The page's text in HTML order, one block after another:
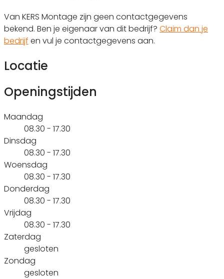
Van KERS Montage zijn geen contactgegevens
bekend. Ben je eigenaar van dit bedrijf? Claim dan je
bedrijf en vul je contactgegevens aan.
Locatie
Openingstijden
Maandag
08.30 - 17.30
Dinsdag
08.30 - 17.30
Woensdag
08.30 - 17.30
Donderdag
08.30 - 17.30
Vrijdag
08.30 - 17.30
Zaterdag
gesloten
Zondag
gesloten